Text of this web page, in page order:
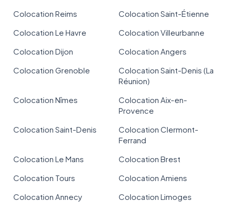
Colocation Reims
Colocation Saint-Étienne
Colocation Le Havre
Colocation Villeurbanne
Colocation Dijon
Colocation Angers
Colocation Grenoble
Colocation Saint-Denis (La
Réunion)
Colocation Nîmes
Colocation Aix-en-
Provence
Colocation Saint-Denis
Colocation Clermont-
Ferrand
Colocation Le Mans
Colocation Brest
Colocation Tours
Colocation Amiens
Colocation Annecy
Colocation Limoges